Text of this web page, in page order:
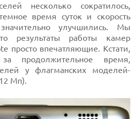
несколько сократилось,
время суток и скорость
улучшились. Мы
результаты работы камер
просто впечатляющие. Кстати,
продолжительное время,
у флагманских моделей-
Мп).